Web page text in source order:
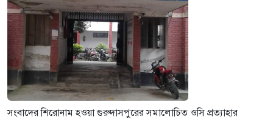
সংবাদের শিরোনাম হওয়া গুরুদাসপুরের সমালোচিত ওসি প্রত্যাহার